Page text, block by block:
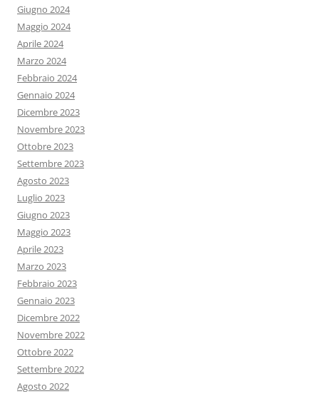
Giugno 2024
Maggio 2024
Aprile 2024
Marzo 2024
Febbraio 2024
Gennaio 2024
Dicembre 2023
Novembre 2023
Ottobre 2023
Settembre 2023
Agosto 2023
Luglio 2023
Giugno 2023
Maggio 2023
Aprile 2023
Marzo 2023
Febbraio 2023
Gennaio 2023
Dicembre 2022
Novembre 2022
Ottobre 2022
Settembre 2022
Agosto 2022